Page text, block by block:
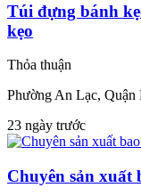
Túi đựng bánh
kẹo
Thỏa thuận
Phường An Lạc,
23 ngày trước
Chuyên sản xuất